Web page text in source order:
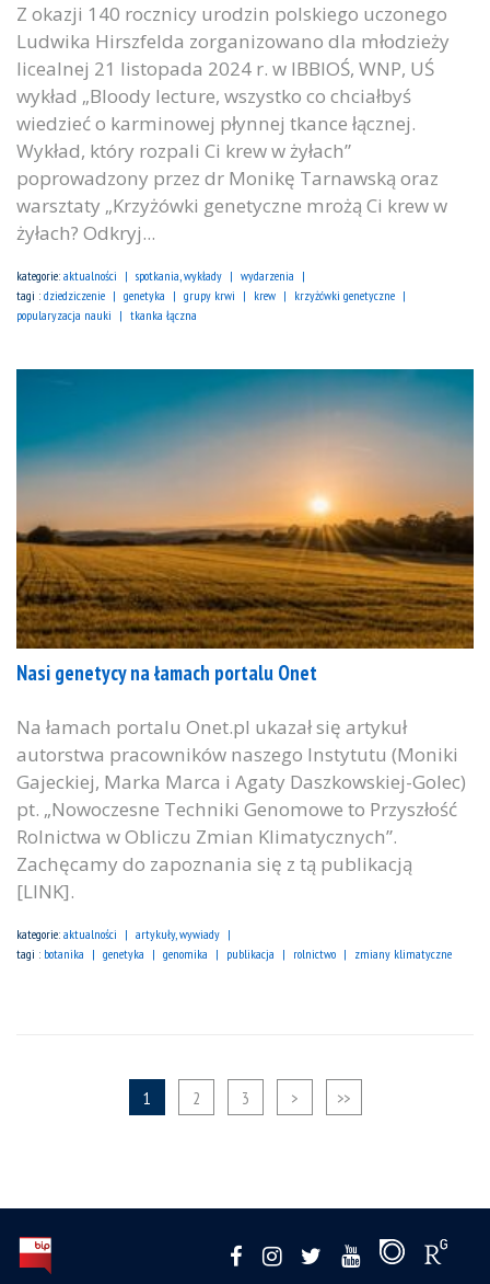
Z okazji 140 rocznicy urodzin polskiego uczonego
Ludwika Hirszfelda zorganizowano dla młodzieży
licealnej 21 listopada 2024 r. w IBBIOŚ, WNP, UŚ
wykład „Bloody lecture, wszystko co chciałbyś
wiedzieć o karminowej płynnej tkance łącznej.
Wykład, który rozpali Ci krew w żyłach”
poprowadzony przez dr Monikę Tarnawską oraz
warsztaty „Krzyżówki genetyczne mrożą Ci krew w
żyłach? Odkryj...
kategorie: aktualności spotkania, wykłady
wydarzenia
tagi : dziedziczenie genetyka grupy krwi krew
krzyżówki genetyczne
popularyzacja nauki
tkanka łączna
Nasi genetycy na łamach portalu Onet
Na łamach portalu Onet.pl ukazał się artykuł
autorstwa pracowników naszego Instytutu (Moniki
Gajeckiej, Marka Marca i Agaty Daszkowskiej-Golec)
pt. „Nowoczesne Techniki Genomowe to Przyszłość
Rolnictwa w Obliczu Zmian Klimatycznych”.
Zachęcamy do zapoznania się z tą publikacją
[LINK].
kategorie: aktualności
artykuły, wywiady
tagi : botanika genetyka genomika publikacja rolnictwo zmiany klimatyczne
1 2 3 > >>